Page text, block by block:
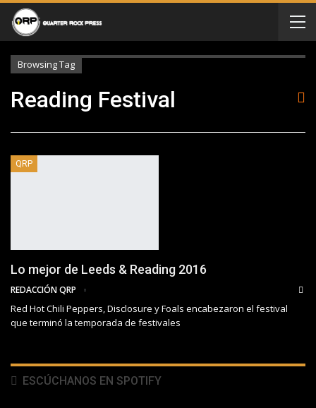
Browsing Tag
Reading Festival
QRP
Lo mejor de Leeds & Reading 2016
REDACCIÓN QRP
Red Hot Chili Peppers, Disclosure y Foals encabezaron el festival
que terminó la temporada de festivales
ESCÚCHANOS EN SPOTIFY